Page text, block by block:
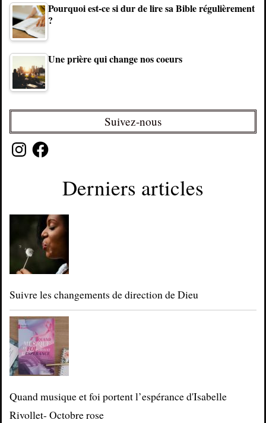
Pourquoi est-ce si dur de lire sa Bible régulièrement
?
Une prière qui change nos coeurs
Suivez-nous
InstagramFacebook
Derniers articles
Suivre les changements de direction de Dieu
Quand musique et foi portent l’espérance d'Isabelle
Rivollet- Octobre rose